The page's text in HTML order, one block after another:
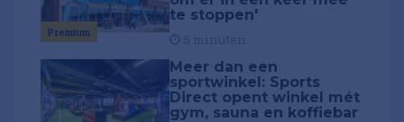
Premium
te stoppen'
Meer dan een
sportwinkel: Sports
Direct opent winkel mét
gym, sauna en koffiebar